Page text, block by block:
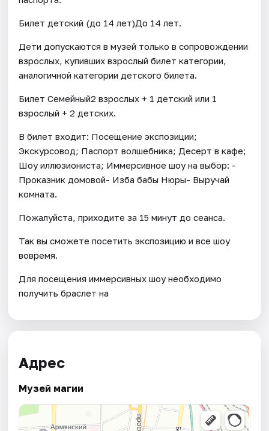
Билет детский (до 14 лет)До 14 лет.
Дети допускаются в музей только в сопровождении
взрослых, купивших взрослый билет категории,
аналогичной категории детского билета.
Билет Семейный2 взрослых + 1 детский или 1
взрослый + 2 детских.
В билет входит: Посещение экспозиции;
Экскурсовод; Паспорт волшебника; Десерт в кафе;
Шоу иллюзиониста; Иммерсивное шоу на выбор: -
Проказник домовой- Изба бабы Нюры- Выручай
комната.
Пожалуйста, приходите за 15 минут до сеанса.
Так вы сможете посетить экспозицию и все шоу
вовремя.
Для посещения иммерсивных шоу необходимо
получить браслет на
Адрес
Музей магии